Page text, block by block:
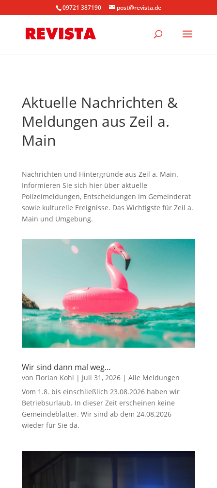
09721 387190 post@revista.de
Aktuelle Nachrichten &
Meldungen aus Zeil a.
Main
Nachrichten und Hintergründe aus Zeil a. Main.
Informieren Sie sich hier über aktuelle
Polizeimeldungen, Entscheidungen im Gemeinderat
sowie kulturelle Ereignisse. Das Wichtigste für Zeil a.
Main und Umgebung.
Wir sind dann mal weg…
von Florian Kohl | Juli 31, 2026| Alle Meldungen
Vom 1.8. bis einschließlich 23.08.2026 haben wir
Betriebsurlaub. In dieser Zeit erscheinen keine
Gemeindeblätter. Wir sind ab dem 24.08.2026
wieder für Sie da.